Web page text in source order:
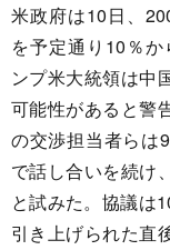
米政府は10日、
を予定通り10％
ンプ米大統領は中
可能性があると警
の交渉担当者らは
で話し合いを続け
と試みた。協議は
引き上げられた直